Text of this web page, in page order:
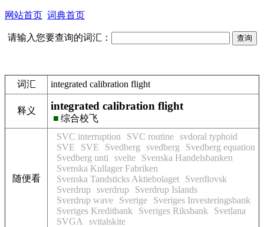
网站首页 词典首页
请输入您要查询的词汇：
词汇 integrated calibration flight
释义 integrated calibration flight
■ 综合校飞
随便看
SVC interruption SVC routine svdoral typhoid
SVE
SVE Svedberg svedberg
Svedberg equation
Svedberg unti
svelte
Svenska Handelsbanken
Svenska Kullager Fabriken
Svenska Tandsticks Aktiebolaget
Sverdlovsk
Sverdrup sverdrup
Sverdrup Islands
Sverdrup wave
Sverige
Sveriges Investeringsbank
Sveriges Kreditbank
Sveriges Riksbank
Svetlana
SVGA
svitalskite